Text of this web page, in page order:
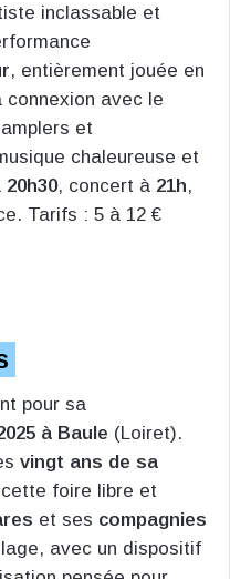
inclassable et
, entièrement jouée en
connexion avec le
et
chaleureuse et
20h30, concert à 21h,
Tarifs : 5 à 12 €
pour sa
à Baule (Loiret).
vingt ans de sa
foire libre et
et ses compagnies
avec un dispositif